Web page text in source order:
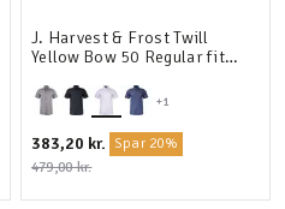
+1
J. Harvest & Frost Twill
Yellow Bow 50 Regular fit
383,20 kr. Spar 20%
479,00 kr.